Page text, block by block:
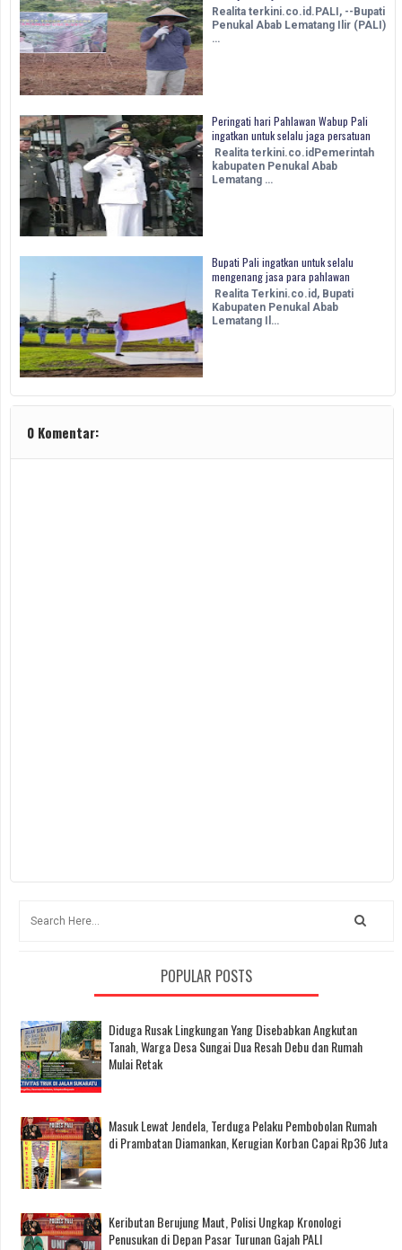
Realita terkini.co.id.PALI, --Bupati
Penukal Abab Lematang Ilir (PALI)
…
Peringati hari Pahlawan Wabup Pali
ingatkan untuk selalu jaga persatuan
Realita terkini.co.idPemerintah
kabupaten Penukal Abab
Lematang …
Bupati Pali ingatkan untuk selalu
mengenang jasa para pahlawan
Realita Terkini.co.id, Bupati
Kabupaten Penukal Abab
Lematang Il…
0 Komentar:
POPULAR POSTS
Diduga Rusak Lingkungan Yang Disebabkan Angkutan
Tanah, Warga Desa Sungai Dua Resah Debu dan Rumah
Mulai Retak
Masuk Lewat Jendela, Terduga Pelaku Pembobolan Rumah
di Prambatan Diamankan, Kerugian Korban Capai Rp36 Juta
Keributan Berujung Maut, Polisi Ungkap Kronologi
Penusukan di Depan Pasar Turunan Gajah PALI